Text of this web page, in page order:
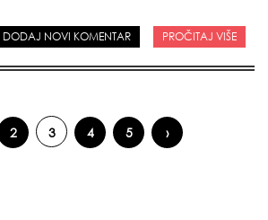
DODAJ NOVI KOMENTAR PROČITAJ VIŠE
2 3 4 5 ›